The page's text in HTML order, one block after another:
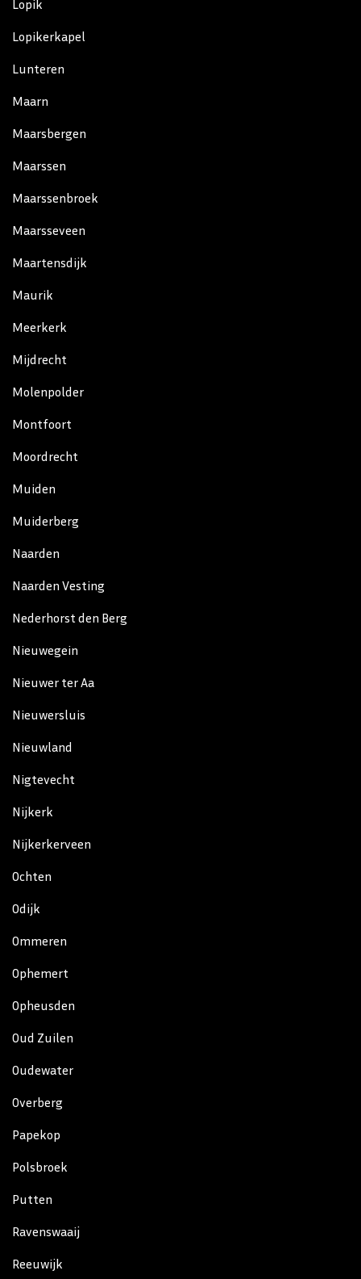
Lopik
Lopikerkapel
Lunteren
Maarn
Maarsbergen
Maarssen
Maarssenbroek
Maarsseveen
Maartensdijk
Maurik
Meerkerk
Mijdrecht
Molenpolder
Montfoort
Moordrecht
Muiden
Muiderberg
Naarden
Naarden Vesting
Nederhorst den Berg
Nieuwegein
Nieuwer ter Aa
Nieuwersluis
Nieuwland
Nigtevecht
Nijkerk
Nijkerkerveen
Ochten
Odijk
Ommeren
Ophemert
Opheusden
Oud Zuilen
Oudewater
Overberg
Papekop
Polsbroek
Putten
Ravenswaaij
Reeuwijk